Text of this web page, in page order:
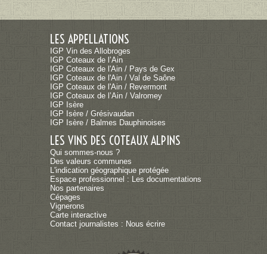
LES APPELLATIONS
IGP Vin des Allobroges
IGP Coteaux de l’Ain
IGP Coteaux de l'Ain / Pays de Gex
IGP Coteaux de l'Ain / Val de Saône
IGP Coteaux de l'Ain / Revermont
IGP Coteaux de l’Ain / Valromey
IGP Isère
IGP Isère / Grésivaudan
IGP Isère / Balmes Dauphinoises
LES VINS DES COTEAUX ALPINS
Qui sommes-nous ?
Des valeurs communes
L'indication géographique protégée
Espace professionnel : Les documentations
Nos partenaires
Cépages
Vignerons
Carte interactive
Contact journalistes : Nous écrire